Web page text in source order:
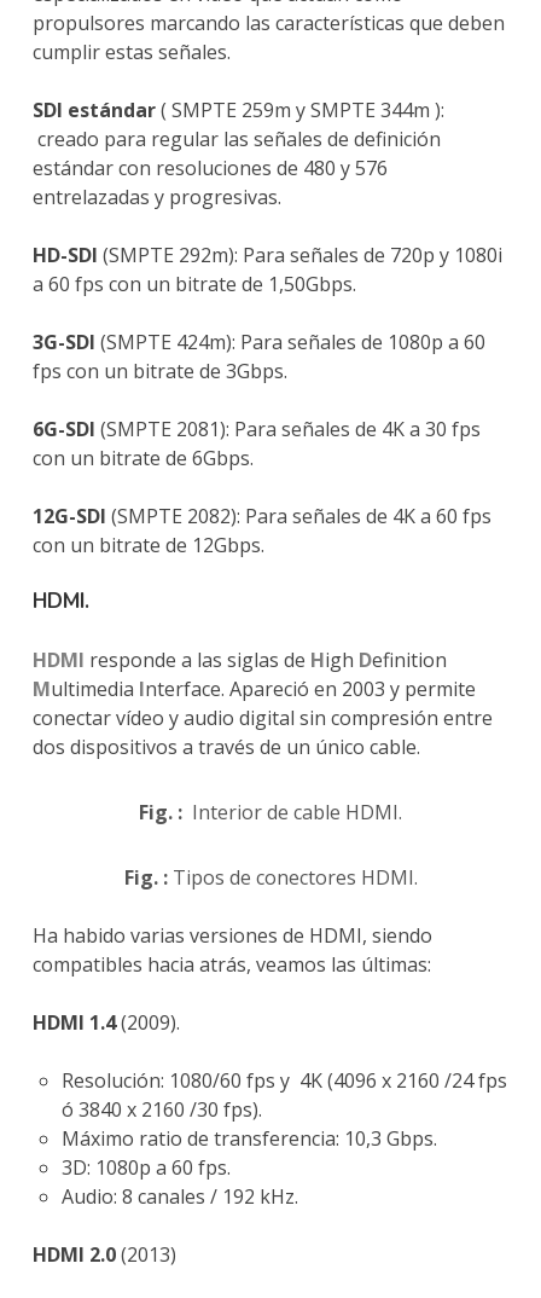
propulsores marcando las características que deben
cumplir estas señales.
SDI estándar( SMPTE 259m y SMPTE 344m ):
creado para regular las señales de definición
estándar con resoluciones de 480 y 576
entrelazadas y progresivas.
HD-SDI (SMPTE 292m): Para señales de 720p y 1080i
a 60 fps con un bitrate de 1,50Gbps.
3G-SDI (SMPTE 424m): Para señales de 1080p a 60
fps con un bitrate de 3Gbps.
6G-SDI (SMPTE 2081): Para señales de 4K a 30 fps
con un bitrate de 6Gbps.
12G-SDI (SMPTE 2082): Para señales de 4K a 60 fps
con un bitrate de 12Gbps.
HDMI.
HDMI responde a las siglas de High Definition
Multimedia Interface. Apareció en 2003 y permite
conectar vídeo y audio digital sin compresión entre
dos dispositivos a través de un único cable.
Fig. : Interior de cable HDMI.
Fig. :Tipos de conectores HDMI.
Ha habido varias versiones de HDMI, siendo
compatibles hacia atrás, veamos las últimas:
HDMI 1.4(2009).
Resolución: 1080/60 fps y 4K (4096 x 2160 /24 fps
ó 3840 x 2160 /30 fps).
Máximo ratio de transferencia: 10,3 Gbps.
3D: 1080p a 60 fps.
Audio: 8 canales / 192 kHz.
HDMI 2.0(2013)